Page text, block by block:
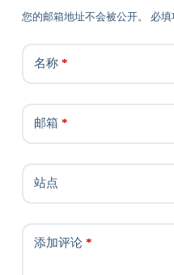
您的邮箱地址不会被公开。 必填
名称*
邮箱 *
站点
添加评论*